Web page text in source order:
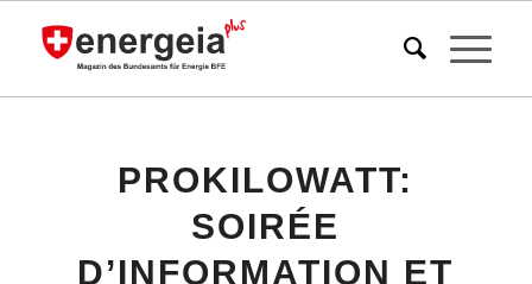
PROKILOWATT:
SOIRÉE
D’INFORMATION ET